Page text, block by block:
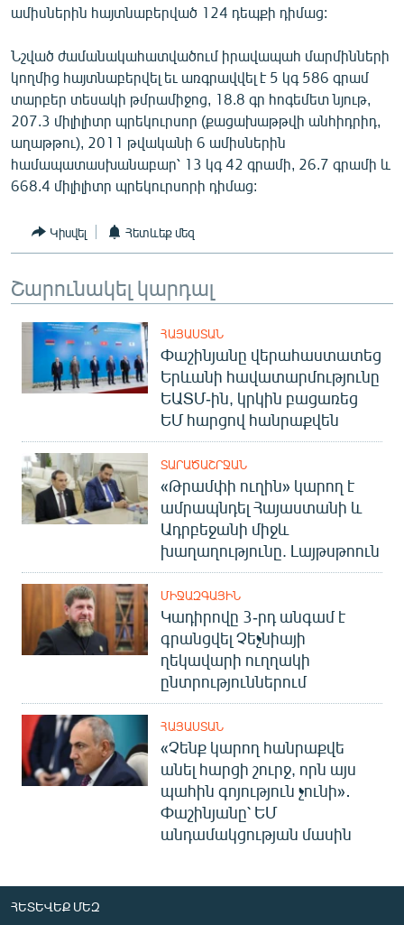
ՁԳՏԵԼՈՎ ԼԱՎԱԳՈՒՅՆԻՆ
ՓՈԴՔԱՍԹ
Հայերեն
English
Русский
«Ազատության» բոլոր կայքերը
ամիսներին հայտնաբերված 124 դեպքի դիմաց:
Նշված ժամանակահատվածում իրավապահ մարմինների
կողմից հայտնաբերվել եւ առգրավվել է 5 կգ 586 գրամ
տարբեր տեսակի թմրամիջոց, 18.8 գր հոգեմետ նյութ,
207.3 միլիլիտր պրեկուրսոր (քացախաթթվի անհիդրիդ,
աղաթթու), 2011 թվականի 6 ամիսներին
համապատասխանաբար՝ 13 կգ 42 գրամի, 26.7 գրամի և
668.4 միլիլիտր պրեկուրսորի դիմաց:
Կիսվել Հետևեք մեզ
Շարունակել կարդալ
ՀԱՅԱՍՏԱՆ
Փաշինյանը վերահաստատեց
Երևանի հավատարմությունը
ԵԱՏՄ-ին, կրկին բացառեց
ԵՄ հարցով հանրաքվեն
ՏԱՐԱԾԱՇՐՋԱՆ
«Թրամփի ուղին» կարող է
ամրապնդել Հայաստանի և
Ադրբեջանի միջև
խաղաղությունը. Լայթսթոուն
ՄԻՋԱԶԳԱՅԻՆ
Կադիրովը 3-րդ անգամ է
գրանցվել Չեչնիայի
ղեկավարի ուղղակի
ընտրություններում
ՀԱՅԱՍՏԱՆ
«Չենք կարող հանրաքվե
անել հարցի շուրջ, որն այս
պահին գոյություն չունի»․
Փաշինյանը՝ ԵՄ
անդամակցության մասին
ՀԵՏԵՎԵՔ ՄԵԶ